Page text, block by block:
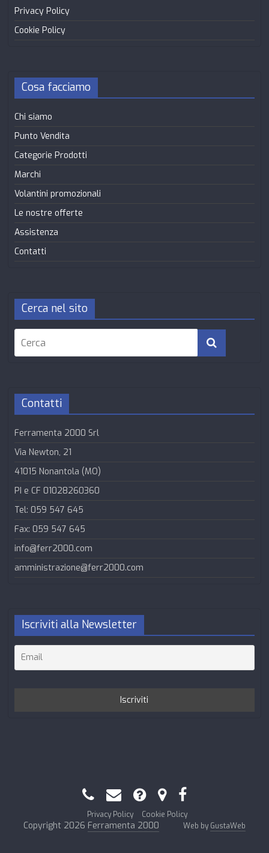
Privacy Policy
Cookie Policy
Cosa facciamo
Chi siamo
Punto Vendita
Categorie Prodotti
Marchi
Volantini promozionali
Le nostre offerte
Assistenza
Contatti
Cerca nel sito
Contatti
Ferramenta 2000 Srl
Via Newton, 21
41015 Nonantola (MO)
PI e CF 01028260360
Tel: 059 547 645
Fax: 059 547 645
info@ferr2000.com
amministrazione@ferr2000.com
Iscriviti alla Newsletter
Privacy Policy Cookie Policy
Copyright 2026 Ferramenta 2000 Web by GustaWeb